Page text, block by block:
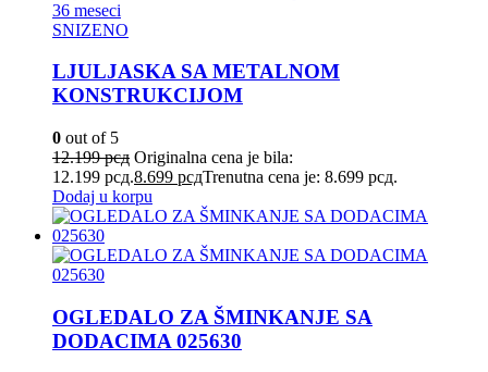
SNIZENO
LJULJASKA SA METALNOM
KONSTRUKCIJOM
0 out of 5
12.199рсд Originalna cena je bila:
12.199 рсд.8.699 рсдTrenutna cena je: 8.699 рсд.
Dodaj u korpu
OGLEDALO ZA ŠMINKANJE SA
DODACIMA 025630